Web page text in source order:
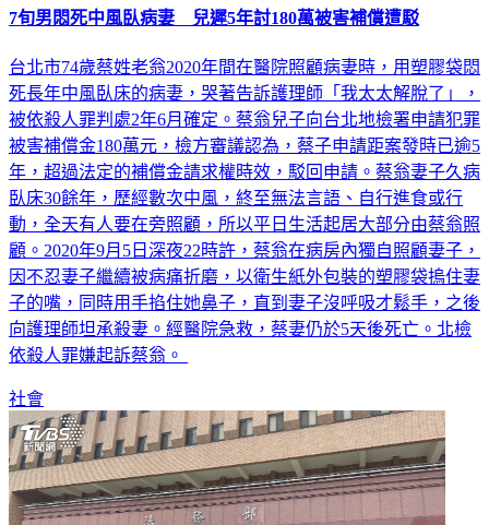
7旬男悶死中風臥病妻 兒遲5年討180萬被害補償遭駁
台北市74歲蔡姓老翁2020年間在醫院照顧病妻時，用塑膠袋悶
死長年中風臥床的病妻，哭著告訴護理師「我太太解脫了」，
被依殺人罪判處2年6月確定。蔡翁兒子向台北地檢署申請犯罪
被害補償金180萬元，檢方審議認為，蔡子申請距案發時已逾5
年，超過法定的補償金請求權時效，駁回申請。蔡翁妻子久病
臥床30餘年，歷經數次中風，終至無法言語、自行進食或行
動，全天有人要在旁照顧，所以平日生活起居大部分由蔡翁照
顧。2020年9月5日深夜22時許，蔡翁在病房內獨自照顧妻子，
因不忍妻子繼續被病痛折磨，以衛生紙外包裝的塑膠袋摀住妻
子的嘴，同時用手掐住她鼻子，直到妻子沒呼吸才鬆手，之後
向護理師坦承殺妻。經醫院急救，蔡妻仍於5天後死亡。北檢
依殺人罪嫌起訴蔡翁。
社會